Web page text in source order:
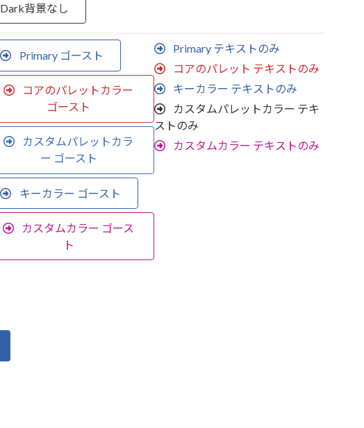
Dark背景なし
Primary ゴースト
コアのパレットカラー
ゴースト
カスタムパレットカラ
ー ゴースト
キーカラー ゴースト
カスタムカラー ゴース
ト
Primary テキストのみ
コアのパレット テキストのみ
キーカラー テキストのみ
カスタムパレットカラー テキ
ストのみ
カスタムカラー テキストのみ